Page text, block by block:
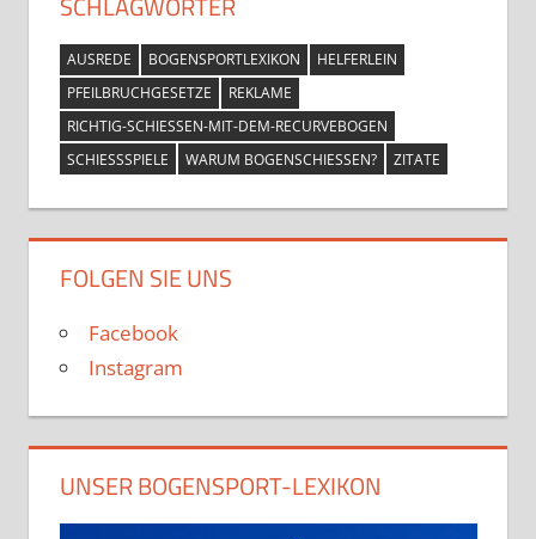
AUSREDE BOGENSPORTLEXIKON
HELFERLEIN
PFEILBRUCHGESETZE
REKLAME
RICHTIG-SCHIESSEN-MIT-DEM-RECURVEBOGEN
SCHIESSSPIELE
WARUM BOGENSCHIESSEN? ZITATE
FOLGEN SIE UNS
Facebook
Instagram
UNSER BOGENSPORT-LEXIKON